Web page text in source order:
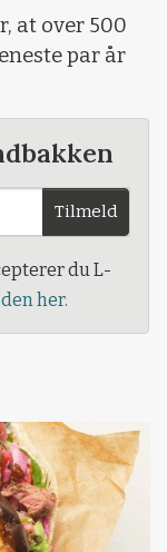
at over 500
par år
Tilmeld
du L-
her.